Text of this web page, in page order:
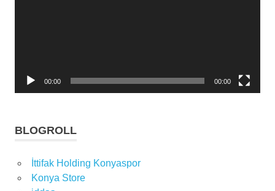
00:00 00:00
BLOGROLL
İttifak Holding Konyaspor
Konya Store